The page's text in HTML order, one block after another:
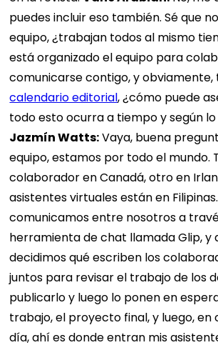
puedes incluir eso también. Sé que
equipo, ¿trabajan todos al mismo
está organizado el equipo para
comunicarse contigo, y obviamente,
calendario editorial, ¿cómo puede
todo esto ocurra a tiempo y según
Jazmín Watts:Vaya, buena
equipo, estamos por todo el mundo.
colaborador en Canadá, otro en
asistentes virtuales están en
comunicamos entre nosotros a
herramienta de chat llamada Glip, y
decidimos qué escriben los
juntos para revisar el trabajo de los
publicarlo y luego lo ponen en
trabajo, el proyecto final, y luego, en
día, ahí es donde entran mis